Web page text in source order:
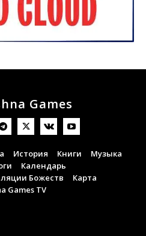
Games
История Книги
Музыка
Календарь
Божеств
Карта
Games TV